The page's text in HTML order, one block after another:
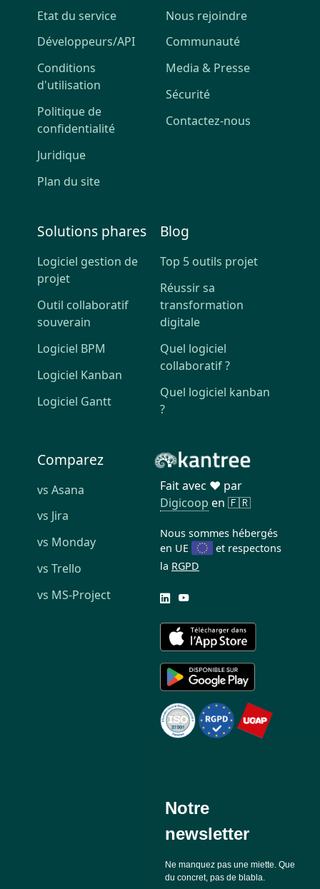
Etat du service
Développeurs/API
Conditions
d'utilisation
Politique de
confidentialité
Juridique
Plan du site
Nous rejoindre
Communauté
Media & Presse
Sécurité
Contactez-nous
Solutions phares
Logiciel gestion de
projet
Outil collaboratif
souverain
Logiciel BPM
Logiciel Kanban
Logiciel Gantt
Blog
Top 5 outils projet
Réussir sa
transformation
digitale
Quel logiciel
collaboratif ?
Quel logiciel kanban
?
Comparez
vs Asana
vs Jira
vs Monday
vs Trello
vs MS-Project
Fait avec ❤️ par
Digicoop en 🇫🇷
Nous sommes hébergés
en UE
et respectons
la RGPD